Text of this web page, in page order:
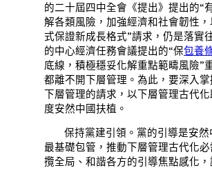
的二十屆四中全會《提出》提出的“
解各類風險，加強經濟和社會韌性
式保證新成長格式”請求，仍是落實
的中心經濟任務會議提出的“保包養
底線，積極穩妥化解重點範疇風險”
都離不開下層管理。為此，要深入
下層管理的請求，以下層管理古代
度安然中國扶植。
保持黨建引領。黨的引導是安然
最基礎包管，推動下層管理古代化
攬全局、和諧各方的引導焦點感化